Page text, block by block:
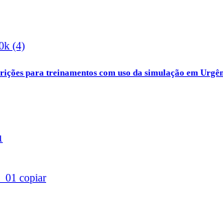
para treinamentos com uso da simulação em